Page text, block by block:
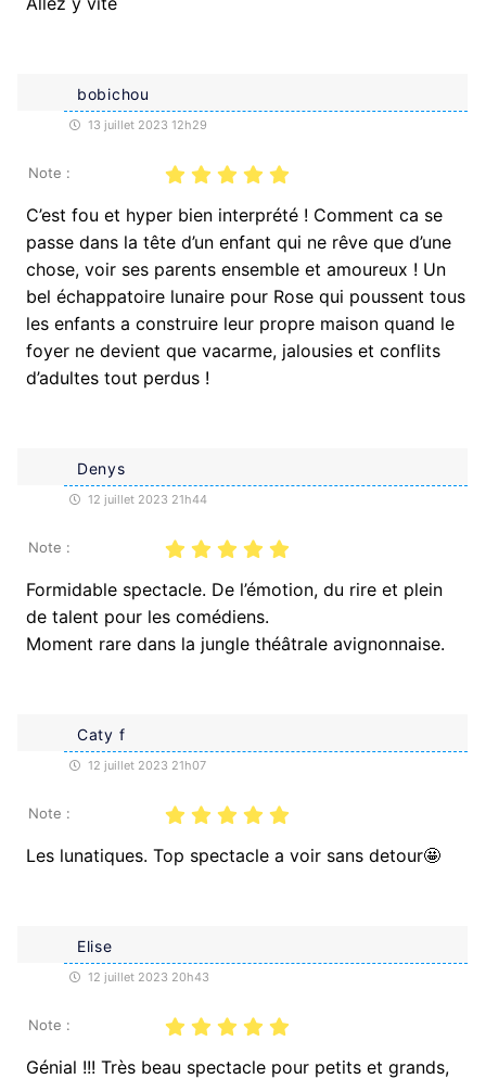
bobichou
13 juillet 2023 12h29
Note :
C’est fou et hyper bien interprété ! Comment ca se
passe dans la tête d’un enfant qui ne rêve que d’une
chose, voir ses parents ensemble et amoureux ! Un
bel échappatoire lunaire pour Rose qui poussent tous
les enfants a construire leur propre maison quand le
foyer ne devient que vacarme, jalousies et conflits
d’adultes tout perdus !
Denys
12 juillet 2023 21h44
Note :
Formidable spectacle. De l’émotion, du rire et plein
de talent pour les comédiens.
Moment rare dans la jungle théâtrale avignonnaise.
Caty f
12 juillet 2023 21h07
Note :
Les lunatiques. Top spectacle a voir sans detour🤩
Elise
12 juillet 2023 20h43
Note :
Génial !!! Très beau spectacle pour petits et grands,